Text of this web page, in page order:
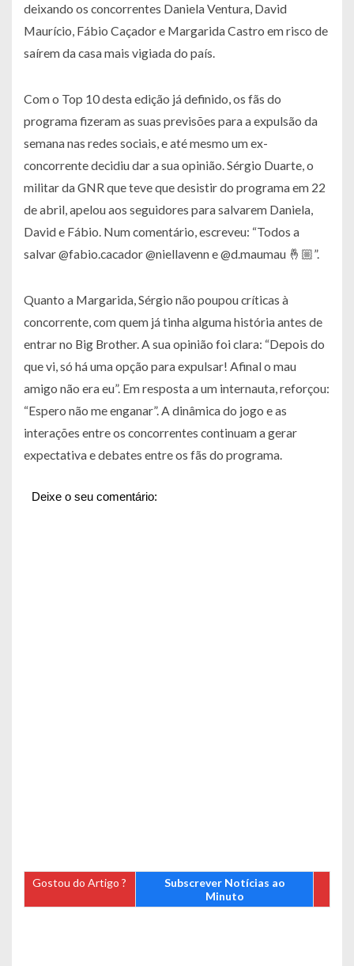
deixando os concorrentes Daniela Ventura, David
Maurício, Fábio Caçador e Margarida Castro em risco de
saírem da casa mais vigiada do país.
Com o Top 10 desta edição já definido, os fãs do
programa fizeram as suas previsões para a expulsão da
semana nas redes sociais, e até mesmo um ex-
concorrente decidiu dar a sua opinião. Sérgio Duarte, o
militar da GNR que teve que desistir do programa em 22
de abril, apelou aos seguidores para salvarem Daniela,
David e Fábio. Num comentário, escreveu: “Todos a
salvar @fabio.cacador @niellavenn e @d.maumau 🤞🏼”.
Quanto a Margarida, Sérgio não poupou críticas à
concorrente, com quem já tinha alguma história antes de
entrar no Big Brother. A sua opinião foi clara: “Depois do
que vi, só há uma opção para expulsar! Afinal o mau
amigo não era eu”. Em resposta a um internauta, reforçou:
“Espero não me enganar”. A dinâmica do jogo e as
interações entre os concorrentes continuam a gerar
expectativa e debates entre os fãs do programa.
Deixe o seu comentário:
Gostou do Artigo ?
Subscrever Notícias ao
Minuto